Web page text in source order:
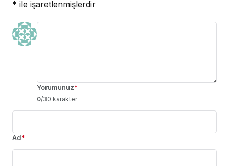
* ile işaretlenmişlerdir
Yorumunuz*
0/30 karakter
Ad*